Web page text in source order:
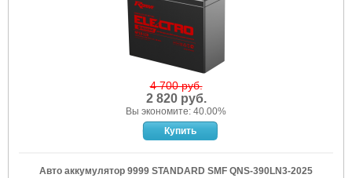
4 700 руб.
2 820 руб.
Вы экономите: 40.00%
Авто аккумулятор 9999 STANDARD SMF QNS-390LN3-2025